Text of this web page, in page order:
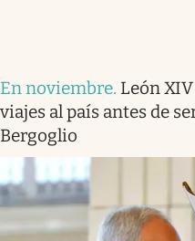
En noviembre. León
viajes al país antes de
Bergoglio